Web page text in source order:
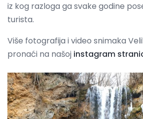
iz kog razloga ga svake godine
turista.
Više fotografija i video snimaka
pronaći na našoj instagram